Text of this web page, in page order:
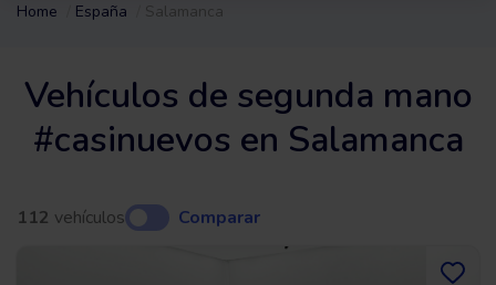
Renting / De 24 a 60 meses
EN English (UK)
Home España Salamanca
Vehículos de segunda mano
#casinuevos en Salamanca
112 vehículos Comparar